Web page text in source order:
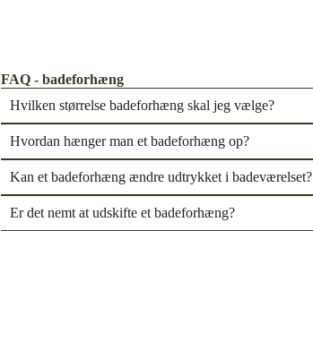
FAQ - badeforhæng
Hvilken størrelse badeforhæng skal jeg vælge?
Hvordan hænger man et badeforhæng op?
Kan et badeforhæng ændre udtrykket i badeværelset?
Er det nemt at udskifte et badeforhæng?